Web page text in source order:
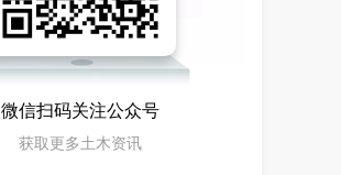
微信扫码关注公众号
获取更多土木资讯